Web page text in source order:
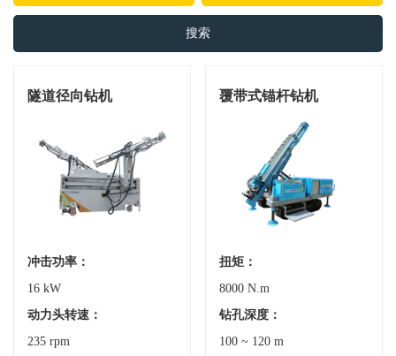
搜索
隧道径向钻机
冲击功率：
16 kW
动力头转速：
235 rpm
覆带式锚杆钻机
扭矩：
8000 N.m
钻孔深度：
100 ~ 120 m